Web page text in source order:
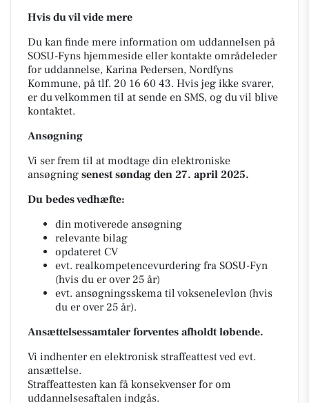
Hvis du vil vide mere
Du kan finde mere information om uddannelsen på
SOSU-Fyns hjemmeside eller kontakte områdeleder
for uddannelse, Karina Pedersen, Nordfyns
Kommune, på tlf. 20 16 60 43. Hvis jeg ikke svarer,
er du velkommen til at sende en SMS, og du vil blive
kontaktet.
Ansøgning
Vi ser frem til at modtage din elektroniske
ansøgning senest søndag den 27. april 2025.
Du bedes vedhæfte:
din motiverede ansøgning
relevante bilag
opdateret CV
evt. realkompetencevurdering fra SOSU-Fyn
(hvis du er over 25 år)
evt. ansøgningsskema til voksenelevløn (hvis
du er over 25 år).
Ansættelsessamtaler forventes afholdt løbende.
Vi indhenter en elektronisk straffeattest ved evt.
ansættelse.
Straffeattesten kan få konsekvenser for om
uddannelsesaftalen indgås.